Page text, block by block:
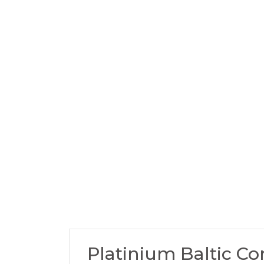
Platinium Baltic